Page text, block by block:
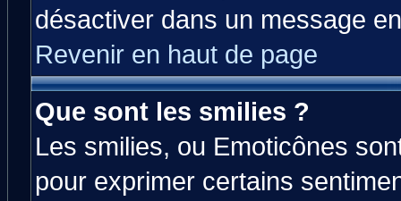
désactiver dans un message
Revenir en haut de page
Que sont les smilies ?
Les smilies, ou Emoticônes
pour exprimer certains